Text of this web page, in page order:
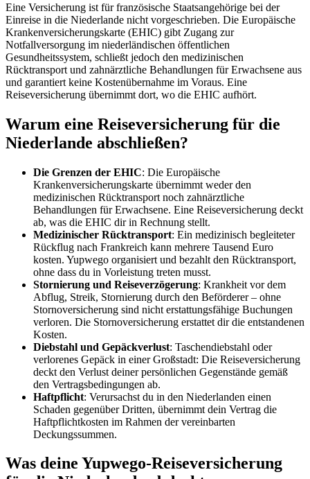
Eine Versicherung ist für französische Staatsangehörige bei der
Einreise in die Niederlande nicht vorgeschrieben. Die Europäische
Krankenversicherungskarte (EHIC) gibt Zugang zur
Notfallversorgung im niederländischen öffentlichen
Gesundheitssystem, schließt jedoch den medizinischen
Rücktransport und zahnärztliche Behandlungen für Erwachsene aus
und garantiert keine Kostenübernahme im Voraus. Eine
Reiseversicherung übernimmt dort, wo die EHIC aufhört.
Warum eine Reiseversicherung für die
Niederlande abschließen?
Die Grenzen der EHIC: Die Europäische
Krankenversicherungskarte übernimmt weder den
medizinischen Rücktransport noch zahnärztliche
Behandlungen für Erwachsene. Eine Reiseversicherung deckt
ab, was die EHIC dir in Rechnung stellt.
Medizinischer Rücktransport: Ein medizinisch begleiteter
Rückflug nach Frankreich kann mehrere Tausend Euro
kosten. Yupwego organisiert und bezahlt den Rücktransport,
ohne dass du in Vorleistung treten musst.
Stornierung und Reiseverzögerung: Krankheit vor dem
Abflug, Streik, Stornierung durch den Beförderer – ohne
Stornoversicherung sind nicht erstattungsfähige Buchungen
verloren. Die Stornoversicherung erstattet dir die entstandenen
Kosten.
Diebstahl und Gepäckverlust: Taschendiebstahl oder
verlorenes Gepäck in einer Großstadt: Die Reiseversicherung
deckt den Verlust deiner persönlichen Gegenstände gemäß
den Vertragsbedingungen ab.
Haftpflicht: Verursachst du in den Niederlanden einen
Schaden gegenüber Dritten, übernimmt dein Vertrag die
Haftpflichtkosten im Rahmen der vereinbarten
Deckungssummen.
Was deine Yupwego-Reiseversicherung